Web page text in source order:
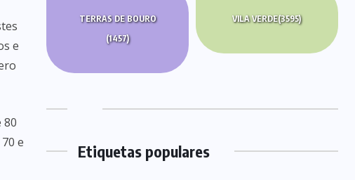
e
80
e
TERRAS DE BOURO
(1457)
VILA VERDE(3595)
Etiquetas populares